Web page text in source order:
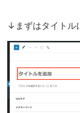
↓まずはタイトル